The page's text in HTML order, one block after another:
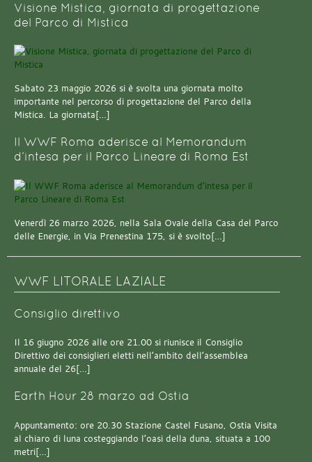
Visione Mistica, giornata di progettazione
del Parco di Mistica
Sabato 23 maggio 2026 si è svolta una giornata molto
importante nel percorso di progettazione del Parco della
Mistica. La giornata[…]
Il WWF Roma aderisce al Memorandum
d’intesa per il Parco Lineare di Roma Est
Venerdì 26 marzo 2026, nella Sala Ovale della Casa del Parco
delle Energie, in Via Prenestina 175, si è svolto[…]
WWF LITORALE LAZIALE
Consiglio direttivo
Il 16 giugno 2026 alle ore 21.00 si riunisce il Consiglio
Direttivo dei consiglieri eletti nell’ambito dell’assemblea
annuale del 26[…]
Earth Hour 28 marzo ad Ostia
Appuntamento: ore 20.30 Stazione Castel Fusano, Ostia Visita
al chiaro di luna costeggiando l’oasi della duna, situata a 100
metri[…]